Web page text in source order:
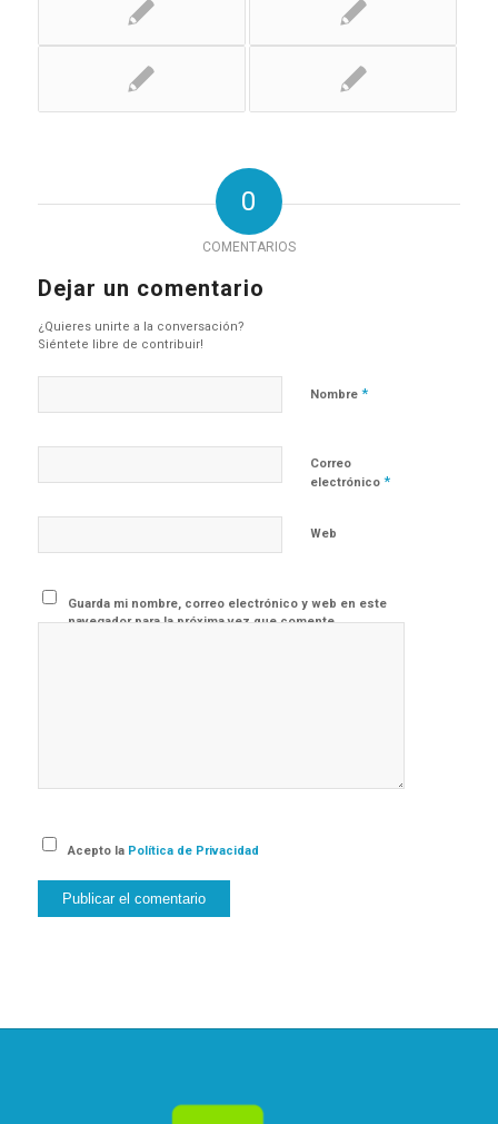
0
COMENTARIOS
Dejar un comentario
¿Quieres unirte a la conversación?
Siéntete libre de contribuir!
Nombre *
Correo
electrónico *
Web
Guarda mi nombre, correo electrónico y web en este
navegador para la próxima vez que comente.
Acepto la Política de Privacidad